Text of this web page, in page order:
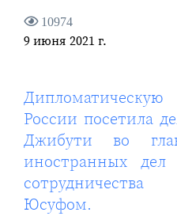
10974
9 июня 2021 г.
России посетила
Джибути во
иностранных дел
Юсуфом.